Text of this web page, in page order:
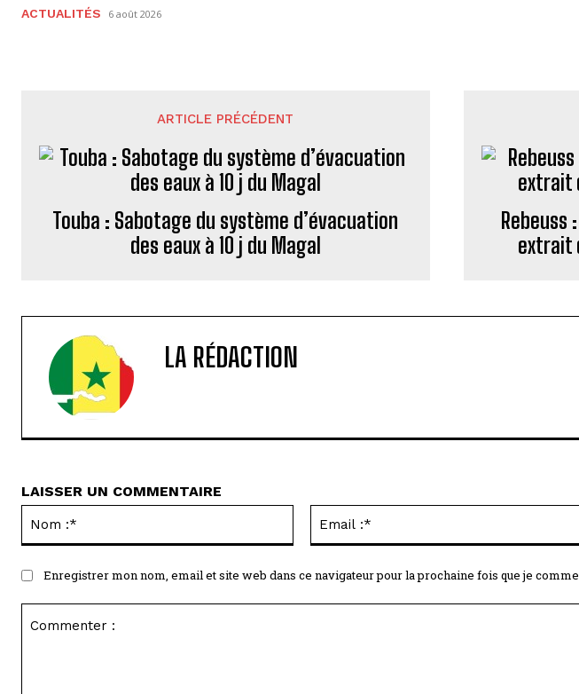
ACTUALITÉS 6 août 2026
ARTICLE PRÉCÉDENT
Touba : Sabotage du système d’évacuation
des eaux à 10 j du Magal
Rebeuss
extrait
LA RÉDACTION
LAISSER UN COMMENTAIRE
Enregistrer mon nom, email et site web dans ce navigateur pour la prochaine fois que je